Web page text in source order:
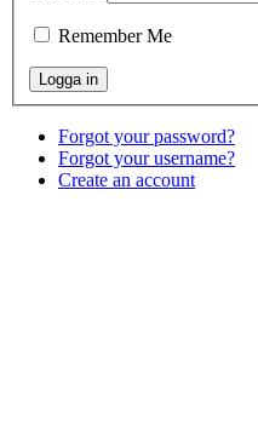
Remember Me
Forgot your password?
Forgot your username?
Create an account